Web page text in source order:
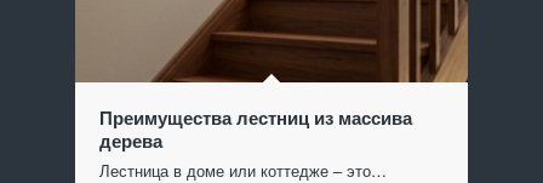
Преимущества лестниц из массива
дерева
Лестница в доме или коттедже – это…